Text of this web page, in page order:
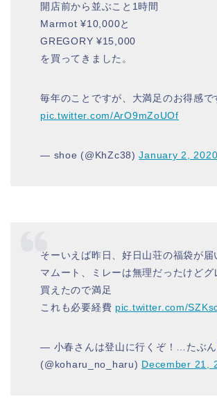
開店前から並ぶこと1時間
Marmot ¥10,000と
GREGORY ¥15,000
を買ってきました。
毎年のことですが、大満足のお得感で
pic.twitter.com/ArO9mZoUOf
— shoe (@KhZc38)January 2, 2020
そーいえば昨日、好日山荘の福袋が届
マムート、ミレーは無理だったけどグ
買えたので満足
これも必要経費 pic.twitter.com/
— 小春さんは登山に行くぞ！…たぶん
(@koharu_no_haru) December 21,